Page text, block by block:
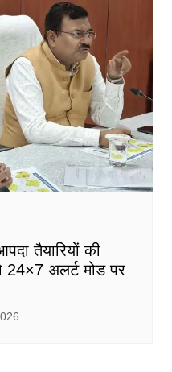
तैयारियों की
24×7 अलर्ट मोड पर